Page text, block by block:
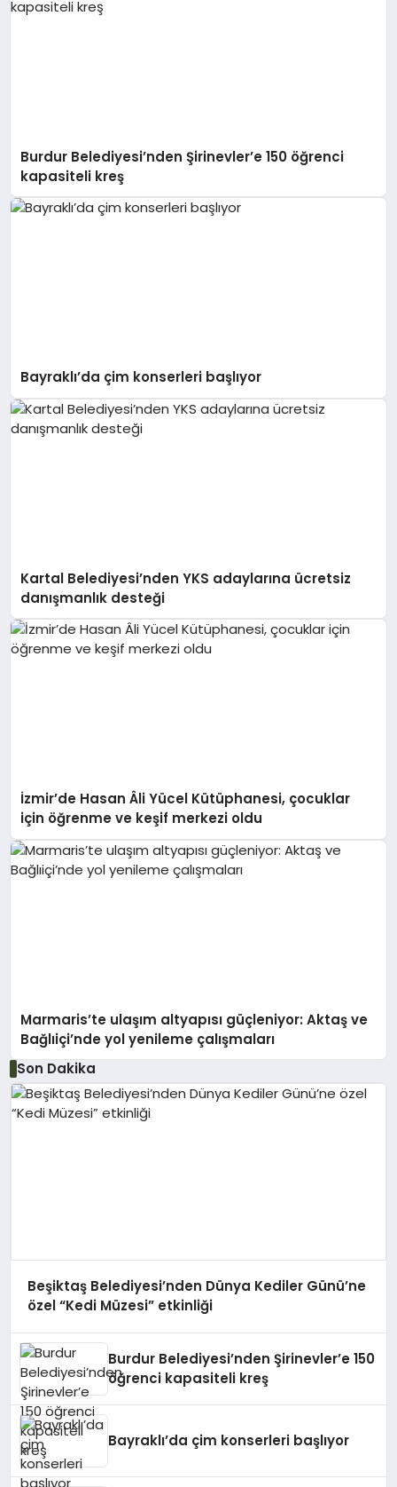
Burdur Belediyesi’nden Şirinevler’e 150 öğrenci
kapasiteli kreş
Bayraklı’da çim konserleri başlıyor
Kartal Belediyesi’nden YKS adaylarına ücretsiz
danışmanlık desteği
İzmir’de Hasan Âli Yücel Kütüphanesi, çocuklar
için öğrenme ve keşif merkezi oldu
Marmaris’te ulaşım altyapısı güçleniyor: Aktaş ve
Bağlıiçi’nde yol yenileme çalışmaları
Son Dakika
Beşiktaş Belediyesi’nden Dünya Kediler Günü’ne
özel “Kedi Müzesi” etkinliği
Burdur Belediyesi’nden Şirinevler’e 150
öğrenci kapasiteli kreş
Bayraklı’da çim konserleri başlıyor